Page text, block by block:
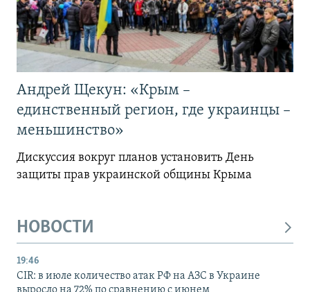
Андрей Щекун: «Крым –
единственный регион, где украинцы –
меньшинство»
Дискуссия вокруг планов установить День
защиты прав украинской общины Крыма
НОВОСТИ
19:46
CIR: в июле количество атак РФ на АЗС в Украине